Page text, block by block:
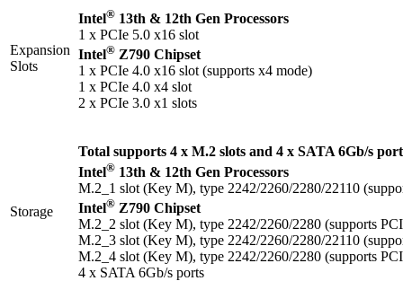
Expansion
Slots
Intel® 13th & 12th Gen Processors
1 x PCIe 5.0 x16 slot
Intel® Z790 Chipset
1 x PCIe 4.0 x16 slot (supports x4 mode)
1 x PCIe 4.0 x4 slot
2 x PCIe 3.0 x1 slots
Storage
Total supports 4 x M.2 slots and 4 x SATA 6Gb/s
Intel® 13th & 12th Gen Processors
M.2_1 slot (Key M), type 2242/2260/2280/22110
Intel® Z790 Chipset
M.2_2 slot (Key M), type 2242/2260/2280 (supports
M.2_3 slot (Key M), type 2242/2260/2280/22110
M.2_4 slot (Key M), type 2242/2260/2280 (supports
4 x SATA 6Gb/s ports